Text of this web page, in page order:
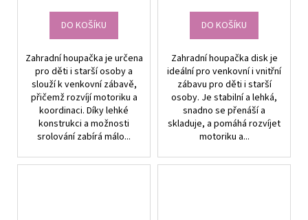
DO KOŠÍKU
Zahradní houpačka je určena
pro děti i starší osoby a
slouží k venkovní zábavě,
přičemž rozvíjí motoriku a
koordinaci. Díky lehké
konstrukci a možnosti
srolování zabírá málo...
DO KOŠÍKU
Zahradní houpačka disk je
ideální pro venkovní i vnitřní
zábavu pro děti i starší
osoby. Je stabilní a lehká,
snadno se přenáší a
skladuje, a pomáhá rozvíjet
motoriku a...